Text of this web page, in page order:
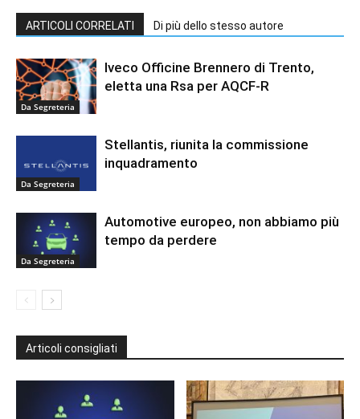
ARTICOLI CORRELATI Di più dello stesso autore
Da Segreteria
Iveco Officine Brennero di Trento,
eletta una Rsa per AQCF-R
Da Segreteria
Stellantis, riunita la commissione
inquadramento
Da Segreteria
Automotive europeo, non abbiamo più
tempo da perdere
Articoli consigliati